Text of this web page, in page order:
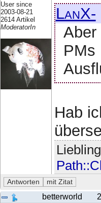
User since
2003-08-21
2614 Artikel
ModeratorIn
LanX-
Aber
PMs
Hab
betterworld